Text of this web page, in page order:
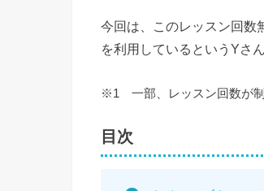
今回は、このレッスン回数
を利用しているというYさ
※1 一部、レッスン回数が
目次